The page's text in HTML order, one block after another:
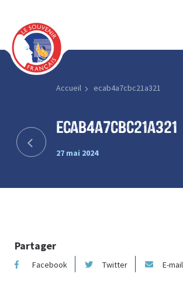
Accueil ecab4a7cbc21a321
ecab4a7cbc21a321
27 mai 2024
Partager
Facebook Twitter E-mail